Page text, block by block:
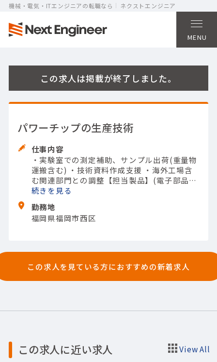
機械・電気・ITエンジニアの転職なら ネクストエンジニア
MENU
この求人は掲載が終了しました。
パワーチップの生産技術
仕事内容
・実験室での測定補助、サンプル出荷(重量物
運搬含む) ・技術資料作成支援 ・海外工場含
む関連部門との調整 【担当製品】(電子部品・
デバイス)その他電子部品・デバイス
続きを
勤務地
福岡県福岡市西区
この求人を見ている方におすすめの新着求人
この求人に近い求人 View All